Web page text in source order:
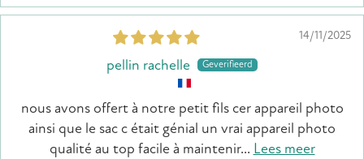
14/11/2025
pellin rachelle
nous avons offert à notre petit fils cer appareil photo
ainsi que le sac c était génial un vrai appareil photo
qualité au top facile à maintenir... Lees meer